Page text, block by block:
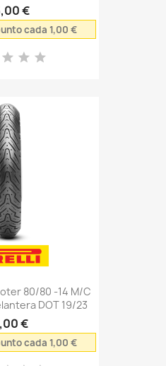
€
cada 1,00 €
80/80 -14 M/C
DOT 19/23
€
cada 1,00 €